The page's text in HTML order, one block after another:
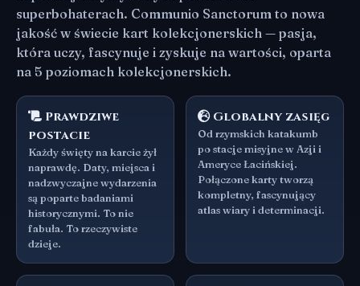
superbohaterach. Communio Sanctorum to nowa
jakość w świecie kart kolekcjonerskich — pasja,
która uczy, fascynuje i zyskuje na wartości, oparta
na 5 poziomach kolekcjonerskich.
Prawdziwe
postacie
Każdy święty na karcie żył
naprawdę. Daty, miejsca i
nadzwyczajne wydarzenia
są poparte badaniami
historycznymi. To nie
fabuła. To rzeczywiste
dzieje.
Globalny zasięg
Od rzymskich katakumb
po stacje misyjne w Azji i
Ameryce Łacińskiej.
Połączone karty tworzą
kompletny, fascynujący
atlas wiary i determinacji.